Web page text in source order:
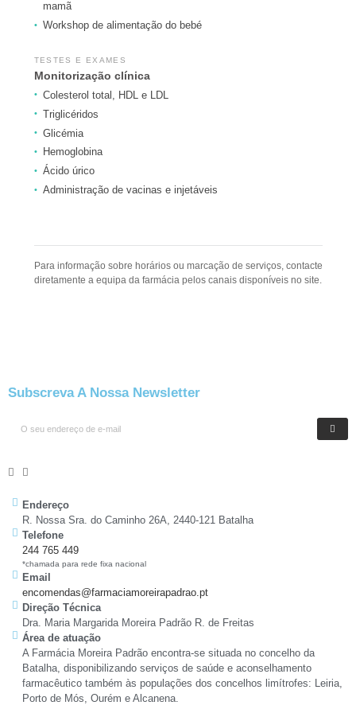
mamã
Workshop de alimentação do bebé
TESTES E EXAMES
Monitorização clínica
Colesterol total, HDL e LDL
Triglicéridos
Glicémia
Hemoglobina
Ácido úrico
Administração de vacinas e injetáveis
Para informação sobre horários ou marcação de serviços, contacte
diretamente a equipa da farmácia pelos canais disponíveis no site.
Subscreva A Nossa Newsletter
Endereço
R. Nossa Sra. do Caminho 26A, 2440-121 Batalha
Telefone
244 765 449
*chamada para rede fixa nacional
Email
encomendas@farmaciamoreirapadrao.pt
Direção Técnica
Dra. Maria Margarida Moreira Padrão R. de Freitas
Área de atuação
A Farmácia Moreira Padrão encontra-se situada no concelho da
Batalha, disponibilizando serviços de saúde e aconselhamento
farmacêutico também às populações dos concelhos limítrofes: Leiria,
Porto de Mós, Ourém e Alcanena.